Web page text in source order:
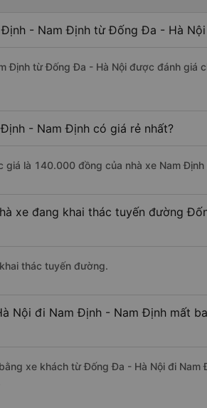
Định - Nam Định từ Đống Đa - Hà
Định từ Đống Đa - Hà Nội được đánh giá
- Nam Định có giá rẻ nhất?
giá là 140.000 đồng của nhà xe Nam Định
xe đang khai thác tuyến đường
thác tuyến đường.
Nội đi Nam Định - Nam Định mất
xe khách từ Đống Đa - Hà Nội đi